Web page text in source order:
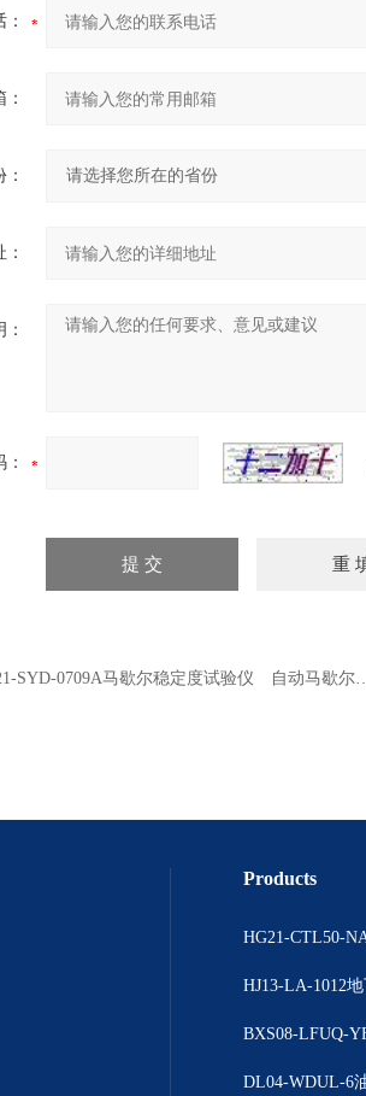
0709A马歇尔稳定度试验仪 自动马歇尔稳定度试验器 沥青马歇尔稳定度试验仪
Products